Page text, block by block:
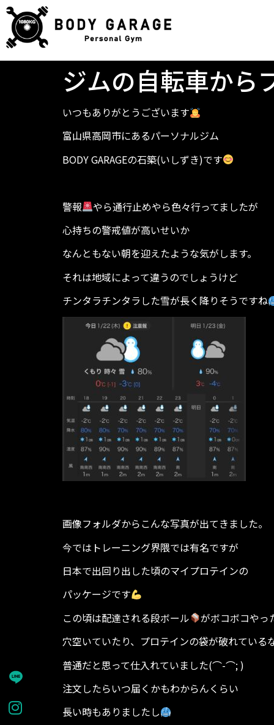
ジムの自転車から
いつもありがとうございます
富山県高岡市にあるパーソナルジム
BODY GARAGEの石築(いしずき)です
警報
やら通行止めやら色々行ってましたが
心持ちの警戒値が高いせいか
なんともない朝を迎えたような気がします。
それは地域によって違うのでしょうけど
チンタラチンタラした雪が長く降りそうですね
画像フォルダからこんな写真が出てきました。
今ではトレーニング界隈では有名ですが
日本で出回り出した頃のマイプロテインの
パッケージです
この頃は配達される段ボール
がボコボコやっ
穴空いていたり、プロテインの袋が破れている
普通だと思って仕入れていました(⌒-⌒; )
注文したらいつ届くかもわからんくらい
長い時もありましたし